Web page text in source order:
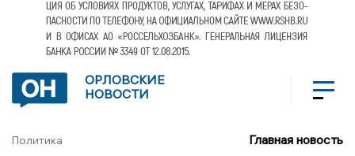
ОРЛОВСКИЕ
НОВОСТИ
Политика Главная новость